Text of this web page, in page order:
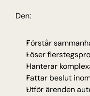
Den:
Förstår
Löser
Hanterar
Fattar beslut
Utför ärenden